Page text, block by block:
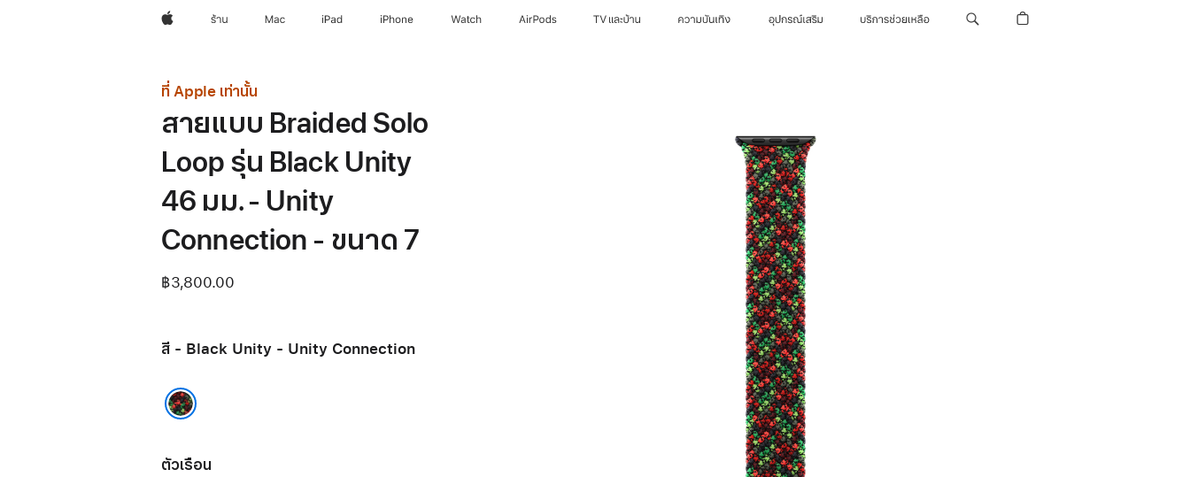
Appleร้าน Mac iPad iPhone Watch AirPods TV และบ้าน ความบันเทิง อุปกรณ์เสริม บริการช่วยเหลือ
ที่ Apple เท่านั้น
สายแบบ Braided Solo
Loop รุ่น Black Unity
46 มม. - Unity
Connection - ขนาด 7
฿3,800.00
สี - Black Unity - Unity Connection
Black Unity - Unity Connection
ตัวเรือน